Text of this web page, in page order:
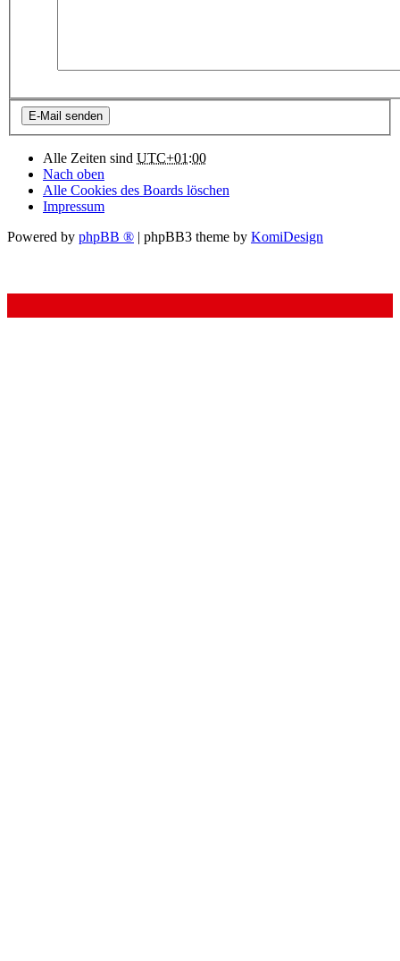
Alle Zeiten sind UTC+01:00
Nach oben
Alle Cookies des Boards löschen
Impressum
Powered by phpBB ® | phpBB3 theme by KomiDesign